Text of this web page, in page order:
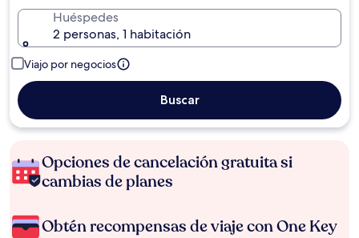
Huéspedes
2 personas, 1 habitación
Viajo por negocios
Buscar
Opciones de cancelación gratuita si
cambias de planes
Obtén recompensas de viaje con One Key